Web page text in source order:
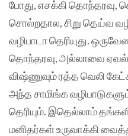
போது, எசக்கி
சொல்றதால, சிறு தெய்வ
வழிபாடா தெரியுது.
தொந்தரவு, அல்லாவை ஏவல்
விஷ்ணுவும் ரத்த வெலி
அந்த சாமிங்க
தெரியும். இதெல்லாம்
மனிதர்கள் உருவாக்கி